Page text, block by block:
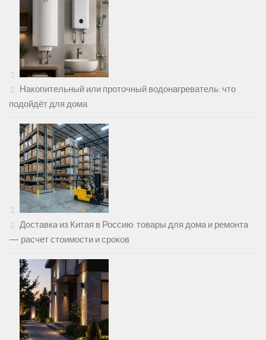
Накопительный или проточный водонагреватель: что
подойдёт для дома
Доставка из Китая в Россию: товары для дома и ремонта
— расчет стоимости и сроков